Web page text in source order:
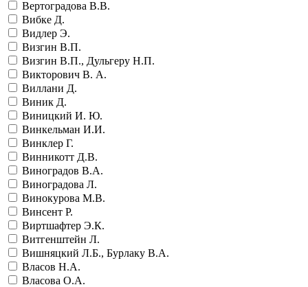
Вертоградова В.В.
Вибке Д.
Видлер Э.
Визгин В.П.
Визгин В.П., Дульгеру Н.П.
Викторович В. А.
Виллани Д.
Виник Д.
Виницкий И. Ю.
Винкельман И.И.
Винклер Г.
Винникотт Д.В.
Виноградов В.А.
Виноградова Л.
Винокурова М.В.
Винсент Р.
Виртшафтер Э.К.
Витгенштейн Л.
Вишняцкий Л.Б., Бурлаку В.А.
Власов Н.А.
Власова О.А.